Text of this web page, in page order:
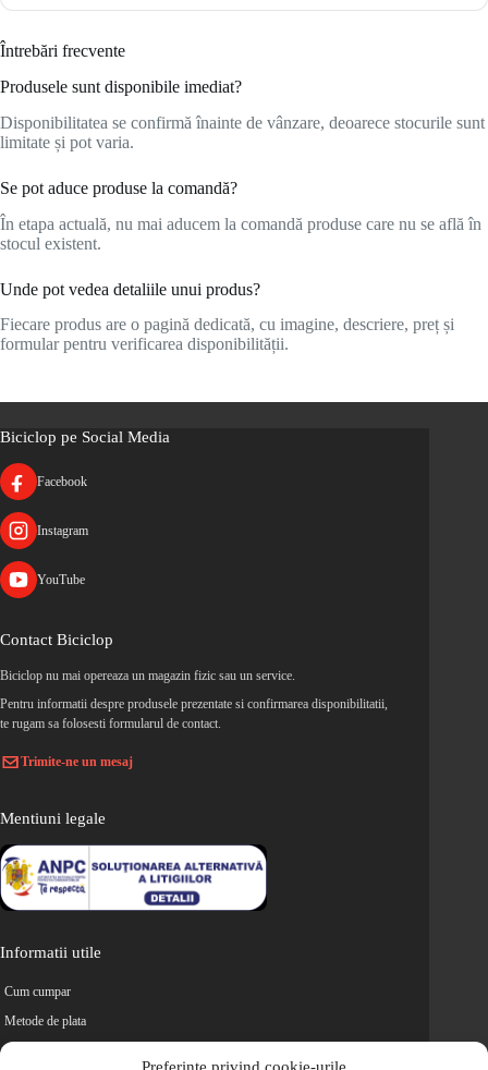
Întrebări frecvente
Produsele sunt disponibile imediat?
Disponibilitatea se confirmă înainte de vânzare, deoarece stocurile sunt
limitate și pot varia.
Se pot aduce produse la comandă?
În etapa actuală, nu mai aducem la comandă produse care nu se află în
stocul existent.
Unde pot vedea detaliile unui produs?
Fiecare produs are o pagină dedicată, cu imagine, descriere, preț și
formular pentru verificarea disponibilității.
Biciclop pe Social Media
Facebook
Instagram
YouTube
Contact Biciclop
Biciclop nu mai opereaza un magazin fizic sau un service.
Pentru informatii despre produsele prezentate si confirmarea disponibilitatii,
te rugam sa folosesti formularul de contact.
Trimite-ne un mesaj
Mentiuni legale
Informatii utile
Cum cumpar
Metode de plata